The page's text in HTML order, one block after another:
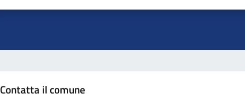
Contatta il comune